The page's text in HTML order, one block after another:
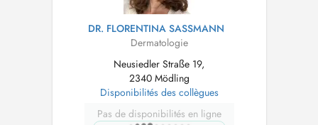
DR. FLORENTINA SASSMANN
Dermatologie
Neusiedler Straße 19,
2340 Mödling
Disponibilités des collègues
Pas de disponibilités en ligne